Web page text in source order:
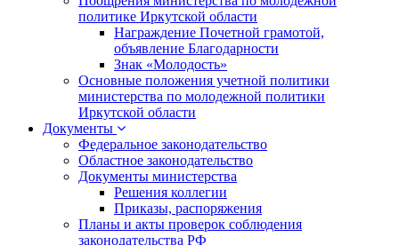
политике Иркутской области
Награждение Почетной грамотой,
объявление Благодарности
Знак «Молодость»
Основные положения учетной политики
министерства по молодежной политики
Иркутской области
Документы
Федеральное законодательство
Областное законодательство
Документы министерства
Решения коллегии
Приказы, распоряжения
Планы и акты проверок соблюдения
законодательства РФ